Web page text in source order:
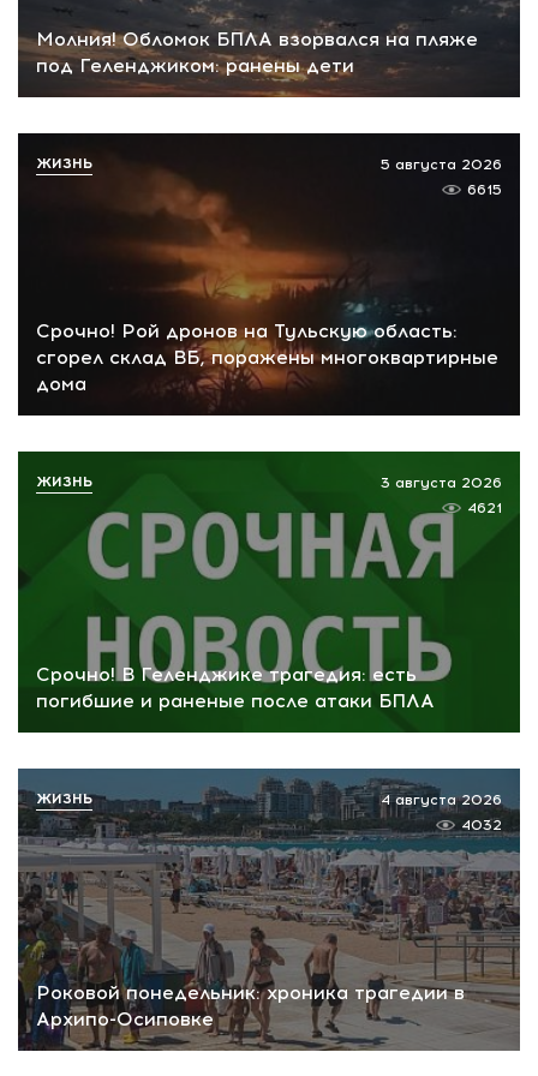
Молния! Обломок БПЛА взорвался на пляже
под Геленджиком: ранены дети
Срочно! Рой дронов на Тульскую область:
сгорел склад ВБ, поражены многоквартирные
дома
5 августа 2026
6615
ЖИЗНЬ
Срочно! В Геленджике трагедия: есть
погибшие и раненые после атаки БПЛА
3 августа 2026
4621
ЖИЗНЬ
Роковой понедельник: хроника трагедии в
Архипо-Осиповке
4 августа 2026
4032
ЖИЗНЬ